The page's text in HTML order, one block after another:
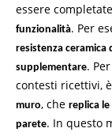
essere
funzionalità. Per
resistenza ceramica
supplementare.
contesti ricettivi,
muro, che replica
parete. In questo